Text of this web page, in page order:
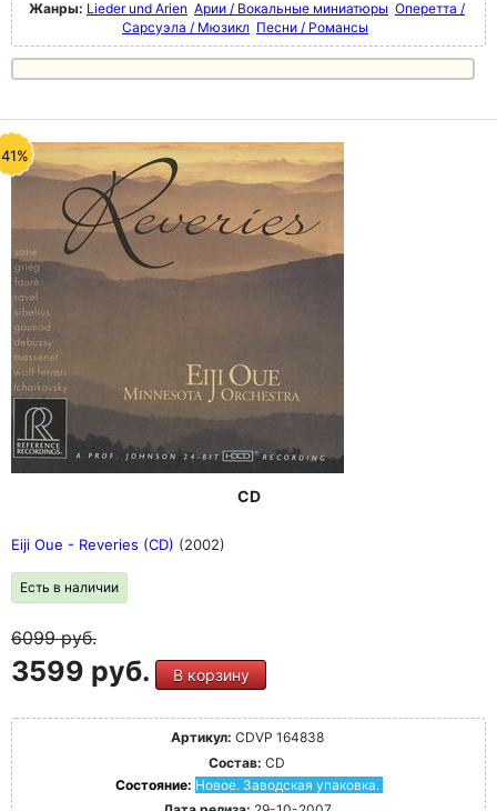
Жанры: Lieder und Arien Арии / Вокальные миниатюры Оперетта /
Сарсуэла / Мюзикл Песни / Романсы
CD
Eiji Oue - Reveries (CD) (2002)
Есть в наличии
6099руб.
3599 руб. В корзину
Артикул: CDVP 164838
Состав: CD
Состояние: Новое. Заводская упаковка.